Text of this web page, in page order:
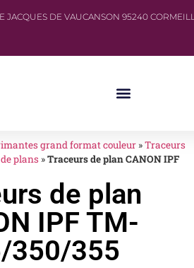
JACQUES DE VAUCANSON 95240
grand format couleur »Traceurs
plans »Traceurs de plan CANON IPF
de plan
IPF TM-
350/355